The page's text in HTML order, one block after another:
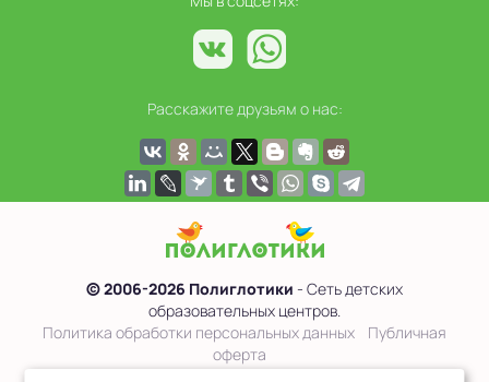
Расскажите друзьям о нас:
© 2006-2026 Полиглотики - Сеть детских
образовательных центров.
Политика обработки персональных данных
Публичная
оферта